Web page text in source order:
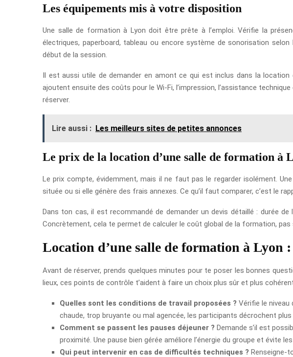
Les équipements mis à votre disposition
Une salle de formation à Lyon doit être prête à l’emploi. Vérifie la
électriques, paperboard, tableau ou encore système de sonorisation
début de la session.
Il est aussi utile de demander en amont ce qui est inclus dans la
ajoutent ensuite des coûts pour le Wi-Fi, l’impression, l’assistance
réserver.
Lire aussi : Les meilleurs sites de petites annonces
Le prix de la location d’une salle de formation à
Le prix compte, évidemment, mais il ne faut pas le regarder isolément.
située ou si elle génère des frais annexes. Ce qu’il faut comparer, c’est le
Dans ton cas, il est recommandé de demander un devis détaillé : durée
Concrètement, cela te permet de calculer le coût global de la formation,
Location d’une salle de formation à Lyon :
Avant de réserver, prends quelques minutes pour te poser les bonnes
lieux, ces points de contrôle t’aident à faire un choix plus sûr et plus
Quelles sont les conditions de travail proposées ? Vérifie le niveau
chaude, trop bruyante ou mal agencée, les participants décrochent plus
Comment se passent les pauses déjeuner ? Demande s’il est
proximité. Une pause bien gérée améliore l’énergie du groupe et évite
Qui peut intervenir en cas de difficultés techniques ? Renseigne-